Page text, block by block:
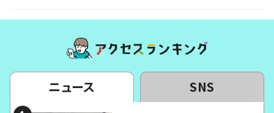
ニュース SNS